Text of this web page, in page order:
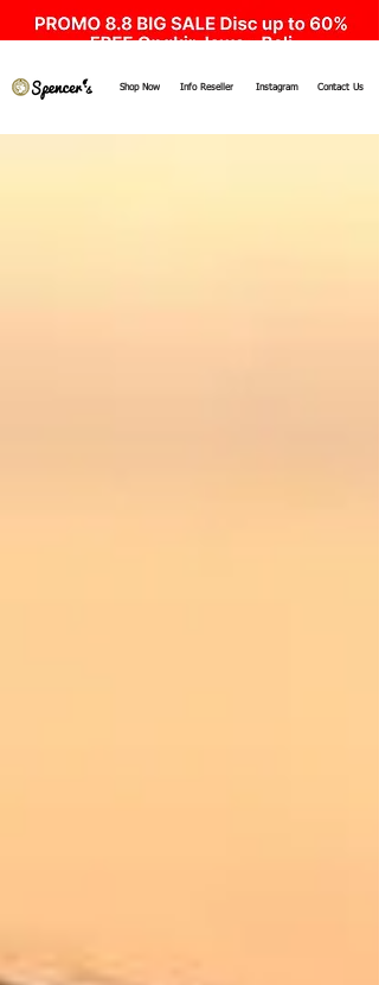
Shop Now Info Reseller Instagram Contact Us